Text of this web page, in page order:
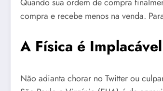
compra e recebe menos na venda.
A Física é
Não adianta chorar no Twitter ou